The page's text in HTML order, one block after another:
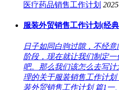
医疗药品销售工作计划
服装外贸销售工作计划(经
日子如同白驹过隙，不经
阶段，现在就让我们制定
吧。那么我们该怎么去写
理的关于服装销售工作计
装外贸销售工作计划 篇1一